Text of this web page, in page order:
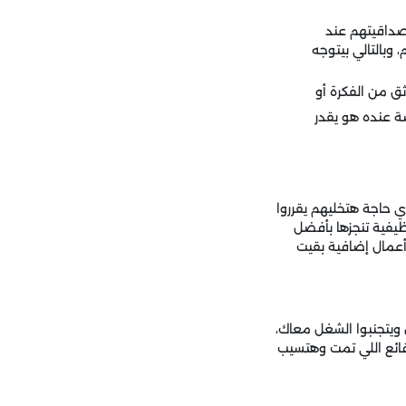
عند
بيتوجه
من الفكرة أو
عنده هو يقدر
حاجة هتخليهم يقرروا
تنجزها بأفضل
إضافية بقيت
الشغل معاك،
اللي تمت وهتسيب